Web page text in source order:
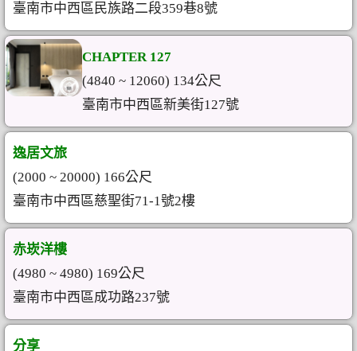
臺南市中西區民族路二段359巷8號
CHAPTER 127
(4840 ~ 12060) 134公尺
臺南市中西區新美街127號
逸居文旅
(2000 ~ 20000) 166公尺
臺南市中西區慈聖街71-1號2樓
赤崁洋樓
(4980 ~ 4980) 169公尺
臺南市中西區成功路237號
分享